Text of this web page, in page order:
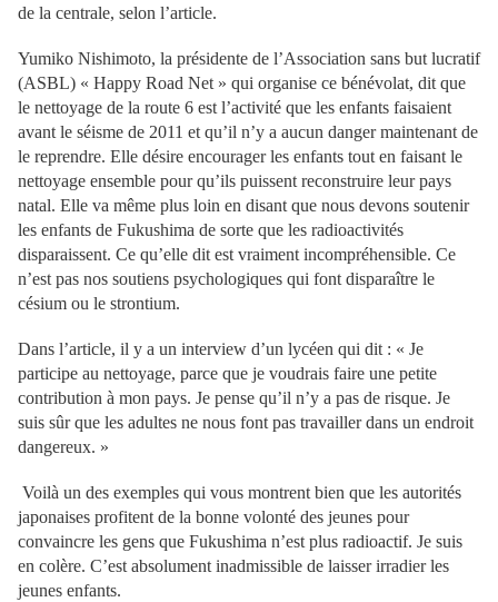
de la centrale, selon l’article.
Yumiko Nishimoto, la présidente de l’Association sans but lucratif
(ASBL) « Happy Road Net » qui organise ce bénévolat, dit que
le nettoyage de la route 6 est l’activité que les enfants faisaient
avant le séisme de 2011 et qu’il n’y a aucun danger maintenant de
le reprendre. Elle désire encourager les enfants tout en faisant le
nettoyage ensemble pour qu’ils puissent reconstruire leur pays
natal. Elle va même plus loin en disant que nous devons soutenir
les enfants de Fukushima de sorte que les radioactivités
disparaissent. Ce qu’elle dit est vraiment incompréhensible. Ce
n’est pas nos soutiens psychologiques qui font disparaître le
césium ou le strontium.
Dans l’article, il y a un interview d’un lycéen qui dit : « Je
participe au nettoyage, parce que je voudrais faire une petite
contribution à mon pays. Je pense qu’il n’y a pas de risque. Je
suis sûr que les adultes ne nous font pas travailler dans un endroit
dangereux. »
Voilà un des exemples qui vous montrent bien que les autorités
japonaises profitent de la bonne volonté des jeunes pour
convaincre les gens que Fukushima n’est plus radioactif. Je suis
en colère. C’est absolument inadmissible de laisser irradier les
jeunes enfants.